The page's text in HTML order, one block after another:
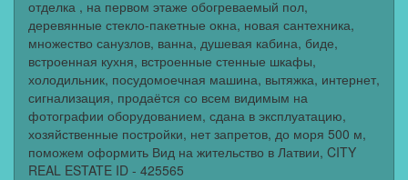
отделка , на первом этаже обогреваемый пол,
деревянные стекло-пакетные окна, новая сантехника,
множество санузлов, ванна, душевая кабина, биде,
встроенная кухня, встроенные стенные шкафы,
холодильник, посудомоечная машина, вытяжка, интернет,
сигнализация, продаётся со всем видимым на
фотографии оборудованием, сдана в эксплуатацию,
хозяйственные постройки, нет запретов, до моря 500 м,
поможем оформить Вид на жительство в Латвии, CITY
REAL ESTATE ID - 425565